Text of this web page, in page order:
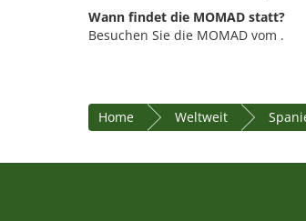
Wann findet die MOMAD statt?
Besuchen Sie die MOMAD vom .
Home Weltweit